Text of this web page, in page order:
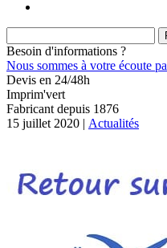
Besoin d'informations ?
Nous sommes à votre écoute
Devis en 24/48h
Imprim'vert
Fabricant depuis 1876
15 juillet 2020 | Actualités